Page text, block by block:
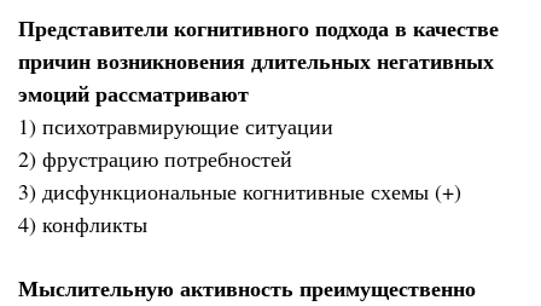
Представители когнитивного подхода в качестве
причин возникновения длительных негативных
эмоций рассматривают
1) психотравмирующие ситуации
2) фрустрацию потребностей
3) дисфункциональные когнитивные схемы (+)
4) конфликты
Мыслительную активность преимущественно